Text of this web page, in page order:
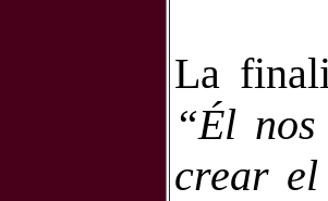
La
“Él
crear el